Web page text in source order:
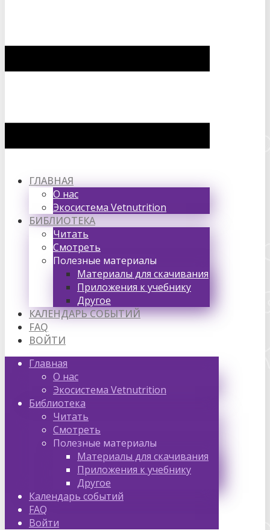
ГЛАВНАЯ
О нас
Экосистема Vetnutrition
БИБЛИОТЕКА
Читать
Смотреть
Полезные материалы
Материалы для скачивания
Приложения к учебнику
Другое
КАЛЕНДАРЬ СОБЫТИЙ
FAQ
ВОЙТИ
Главная
О нас
Экосистема Vetnutrition
Библиотека
Читать
Смотреть
Полезные материалы
Материалы для скачивания
Приложения к учебнику
Другое
Календарь событий
FAQ
Войти